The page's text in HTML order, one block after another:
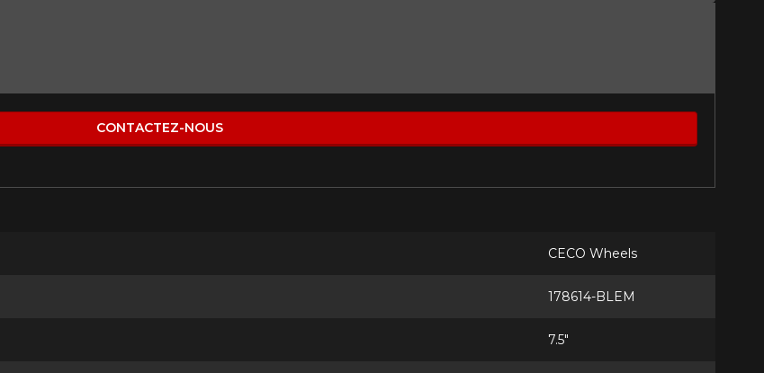
CONTACTEZ-NOUS
CECO Wheels
178614-BLEM
7.5"